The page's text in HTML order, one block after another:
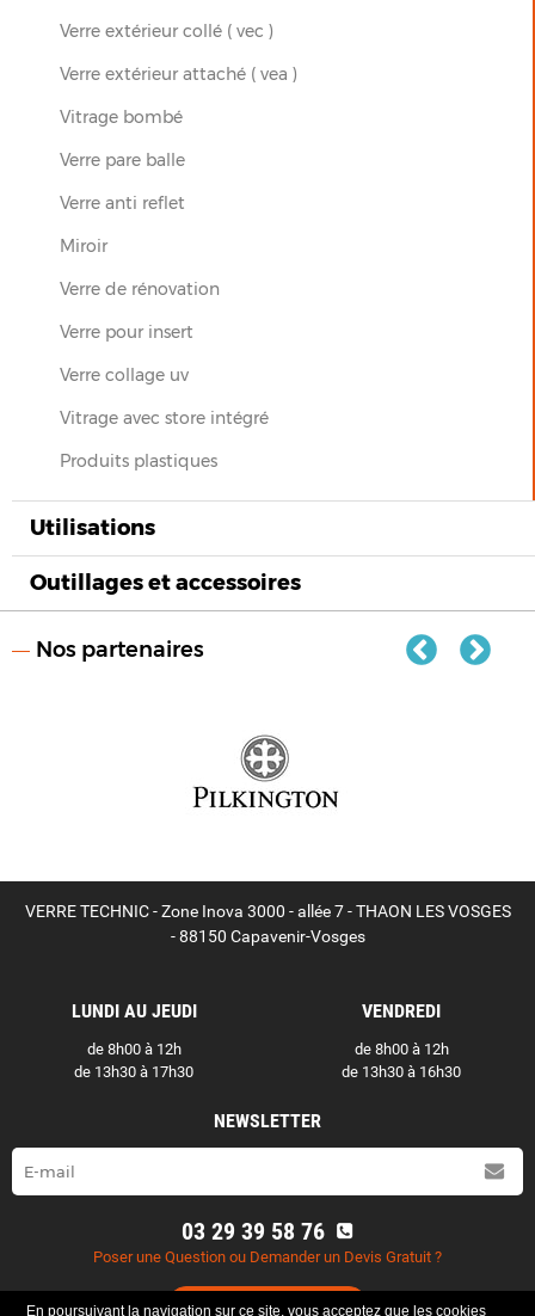
Verre extérieur collé ( vec )
Verre extérieur attaché ( vea )
Vitrage bombé
Verre pare balle
Verre anti reflet
Miroir
Verre de rénovation
Verre pour insert
Verre collage uv
Vitrage avec store intégré
Produits plastiques
Utilisations
Outillages et accessoires
Nos partenaires
VERRE TECHNIC - Zone Inova 3000 - allée 7 - THAON LES VOSGES
- 88150 Capavenir-Vosges
LUNDI AU JEUDI
de 8h00 à 12h
de 13h30 à 17h30
VENDREDI
de 8h00 à 12h
de 13h30 à 16h30
NEWSLETTER
03 29 39 58 76
Poser une Question ou Demander un Devis Gratuit ?
Contactez-nous
En poursuivant la navigation sur ce site, vous acceptez que les cookies